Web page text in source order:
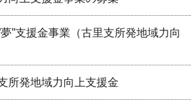
”支援金事業（古里支所発地域力向
所発地域力向上支援金